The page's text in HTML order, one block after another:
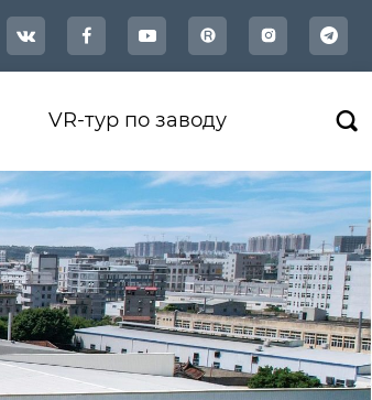
   
VR-тур по заводу 